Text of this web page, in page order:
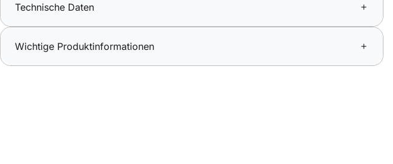
Technische Daten
Wichtige Produktinformationen